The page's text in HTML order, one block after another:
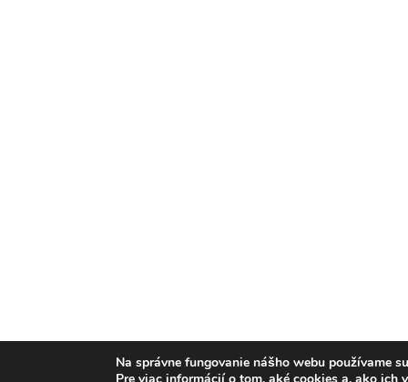
Na správne fungovanie nášho webu používame